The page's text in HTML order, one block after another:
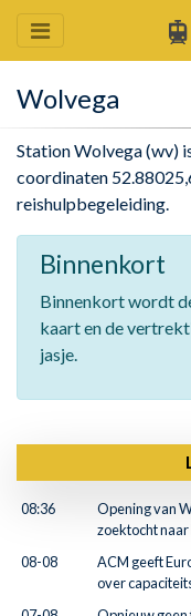
Wolvega
Station Wolvega (wv)
coordinaten
reishulpbegeleiding.
Binnenkort
Binnenkort wordt
kaart en de
jasje.
08:36
Opening van
zoektocht
08-08
ACM geeft
over